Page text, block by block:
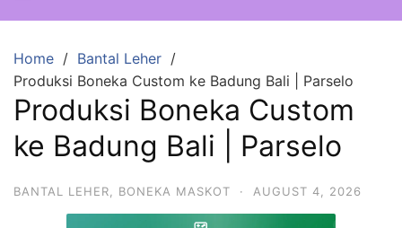
Home
Bantal Leher
Produksi Boneka Custom ke Badung Bali | Parselo
Produksi Boneka Custom
ke Badung Bali | Parselo
BANTAL LEHER BONEKA MASKOT · AUGUST 4, 2026